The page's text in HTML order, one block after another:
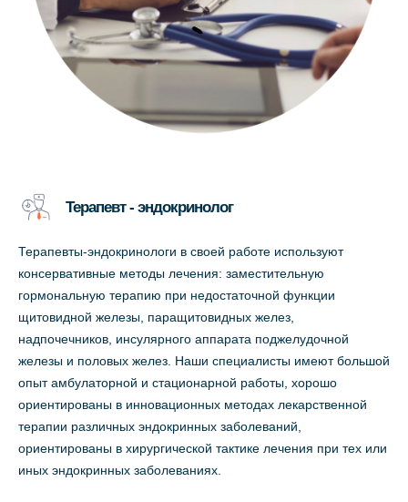
Терапевт - эндокринолог
Терапевты-эндокринологи в своей работе используют
консервативные методы лечения: заместительную
гормональную терапию при недостаточной функции
щитовидной железы, паращитовидных желез,
надпочечников, инсулярного аппарата поджелудочной
железы и половых желез. Наши специалисты имеют большой
опыт амбулаторной и стационарной работы, хорошо
ориентированы в инновационных методах лекарственной
терапии различных эндокринных заболеваний,
ориентированы в хирургической тактике лечения при тех или
иных эндокринных заболеваниях.